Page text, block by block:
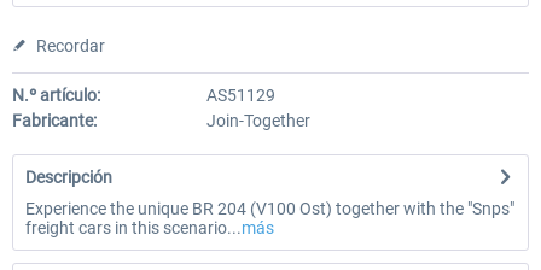
Recordar
N.º artículo:
AS51129
Fabricante:
Join-Together
Descripción
Experience the unique BR 204 (V100 Ost) together with the "Snps"
freight cars in this scenario...más